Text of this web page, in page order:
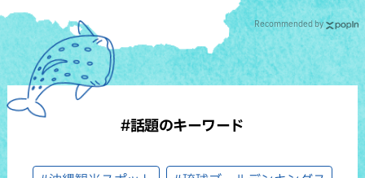
Recommended by
#話題のキーワード